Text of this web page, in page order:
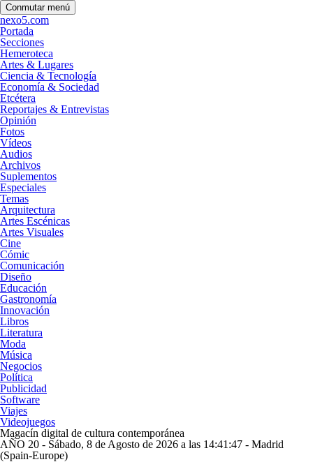
Conmutar menú
nexo5.com
Portada
Secciones
Hemeroteca
Artes & Lugares
Ciencia & Tecnología
Economía & Sociedad
Etcétera
Reportajes & Entrevistas
Opinión
Fotos
Vídeos
Audios
Archivos
Suplementos
Especiales
Temas
Arquitectura
Artes Escénicas
Artes Visuales
Cine
Cómic
Comunicación
Diseño
Educación
Gastronomía
Innovación
Libros
Literatura
Moda
Música
Negocios
Política
Publicidad
Software
Viajes
Videojuegos
Magacín digital de cultura contemporánea
AÑO 20 - Sábado, 8 de Agosto de 2026 a las 14:41:47 - Madrid
(Spain-Europe)